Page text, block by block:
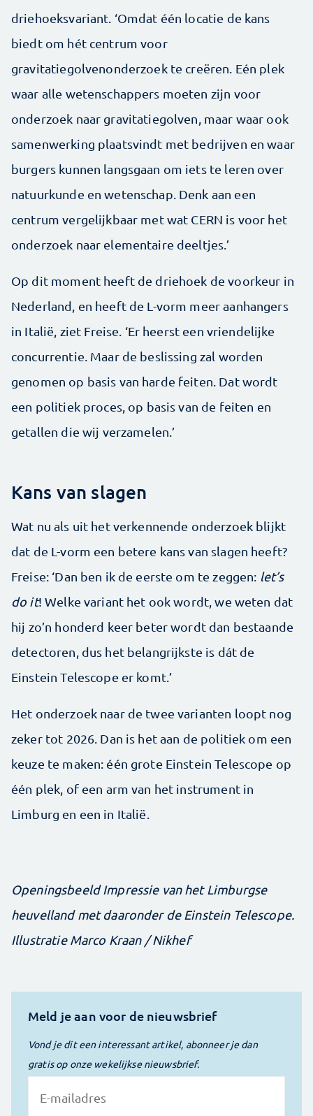
driehoeksvariant. ‘Omdat één locatie de kans
biedt om hét centrum voor
gravitatiegolvenonderzoek te creëren. Eén plek
waar alle wetenschappers moeten zijn voor
onderzoek naar gravitatiegolven, maar waar ook
samenwerking plaatsvindt met bedrijven en waar
burgers kunnen langsgaan om iets te leren over
natuurkunde en wetenschap. Denk aan een
centrum vergelijkbaar met wat CERN is voor het
onderzoek naar elementaire deeltjes.’
Op dit moment heeft de driehoek de voorkeur in
Nederland, en heeft de L-vorm meer aanhangers
in Italië, ziet Freise. ‘Er heerst een vriendelijke
concurrentie. Maar de beslissing zal worden
genomen op basis van harde feiten. Dat wordt
een politiek proces, op basis van de feiten en
getallen die wij verzamelen.’
Kans van slagen
Wat nu als uit het verkennende onderzoek blijkt
dat de L-vorm een betere kans van slagen heeft?
Freise: ‘Dan ben ik de eerste om te zeggen: let’s
do it! Welke variant het ook wordt, we weten dat
hij zo’n honderd keer beter wordt dan bestaande
detectoren, dus het belangrijkste is dát de
Einstein Telescope er komt.’
Het onderzoek naar de twee varianten loopt nog
zeker tot 2026. Dan is het aan de politiek om een
keuze te maken: één grote Einstein Telescope op
één plek, of een arm van het instrument in
Limburg en een in Italië.
Openingsbeeld Impressie van het Limburgse
heuvelland met daaronder de Einstein Telescope.
Illustratie Marco Kraan / Nikhef
Meld je aan voor de nieuwsbrief
Vond je dit een interessant artikel, abonneer je dan
gratis op onze wekelijkse nieuwsbrief.